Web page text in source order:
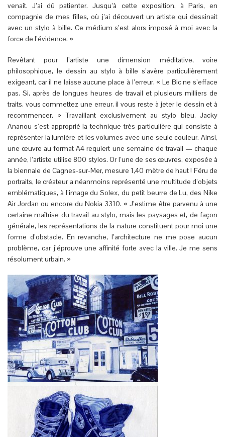
venait. J’ai dû patienter. Jusqu’à cette exposition, à Paris, en
compagnie de mes filles, où j’ai découvert un artiste qui dessinait
avec un stylo à bille. Ce médium s’est alors imposé à moi avec la
force de l’évidence. »
Revêtant pour l’artiste une dimension méditative, voire
philosophique, le dessin au stylo à bille s’avère particulièrement
exigeant, car il ne laisse aucune place à l’erreur. « Le Bic ne s’efface
pas. Si, après de longues heures de travail et plusieurs milliers de
traits, vous commettez une erreur, il vous reste à jeter le dessin et à
recommencer. » Travaillant exclusivement au stylo bleu, Jacky
Ananou s’est approprié la technique très particulière qui consiste à
représenter la lumière et les volumes avec une seule couleur. Ainsi,
une œuvre au format A4 requiert une semaine de travail — chaque
année, l’artiste utilise 800 stylos. Or l’une de ses œuvres, exposée à
la biennale de Cagnes-sur-Mer, mesure 1,40 mètre de haut ! Féru de
portraits, le créateur a néanmoins représenté une multitude d’objets
emblématiques, à l’image du Solex, du petit beurre de Lu, des Nike
Air Jordan ou encore du Nokia 3310. « J’estime être parvenu à une
certaine maîtrise du travail au stylo, mais les paysages et, de façon
générale, les représentations de la nature constituent pour moi une
forme d’obstacle. En revanche, l’architecture ne me pose aucun
problème, car j’éprouve une affinité forte avec la ville. Je me sens
résolument urbain. »